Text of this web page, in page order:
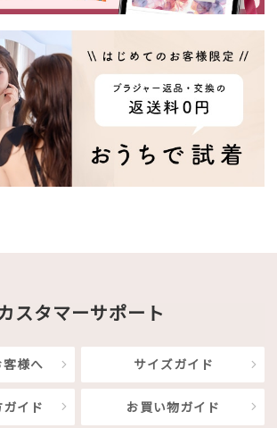
スタマーサポート
様へ サイズガイド
イド お買い物ガイド